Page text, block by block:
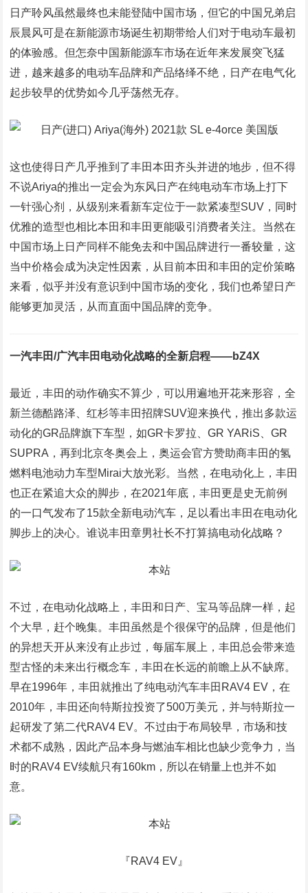
日产聆风虽然最终也未能登陆中国市场，但它的中国兄弟启
辰晨风可是在新能源市场诞生初期带给人们对于电动车最初
的体验感。但怎奈中国新能源车市场在近年来发展突飞猛
进，越来越多的电动车品牌和产品络绎不绝，日产在电气化
起步较早的优势如今几乎荡然无存。
这也使得日产几乎推到了丰田本田齐头并进的地步，但不得
不说Ariya的推出一定会为东风日产在纯电动车市场上打下
一针强心剂，从级别来看新车定位于一款紧凑型SUV，同时
优雅的造型也相比本田和丰田更能吸引消费者关注。当然在
中国市场上日产同样不能免去和中国品牌进行一番较量，这
当中价格会成为决定性因素，从目前本田和丰田的定价策略
来看，似乎并没有意识到中国市场的变化，我们也希望日产
能够更加灵活，从而直面中国品牌的竞争。
一汽丰田/广汽丰田电动化战略的全新启程――bZ4X
最近，丰田的动作确实不算少，可以用遍地开花来形容，全
新兰德酷路泽、红杉等丰田招牌SUV迎来换代，推出多款运
动化的GR品牌旗下车型，如GR卡罗拉、GR YARiS、GR
SUPRA，再到北京冬奥会上，奥运会官方赞助商丰田的氢
燃料电池动力车型Mirai大放光彩。当然，在电动化上，丰田
也正在紧追大众的脚步，在2021年底，丰田更是史无前例
的一口气发布了15款全新电动汽车，足以看出丰田在电动化
脚步上的决心。谁说丰田章男社长不打算搞电动化战略？
不过，在电动化战略上，丰田和日产、宝马等品牌一样，起
个大早，赶个晚集。丰田虽然是个很保守的品牌，但是他们
的异想天开从来没有止步过，每届车展上，丰田总会带来造
型古怪的未来出行概念车，丰田在长远的前瞻上从不缺席。
早在1996年，丰田就推出了纯电动汽车丰田RAV4 EV，在
2010年，丰田还向特斯拉投资了500万美元，并与特斯拉一
起研发了第二代RAV4 EV。不过由于布局较早，市场和技
术都不成熟，因此产品本身与燃油车相比也缺少竞争力，当
时的RAV4 EV续航只有160km，所以在销量上也并不如
意。
『RAV4 EV』